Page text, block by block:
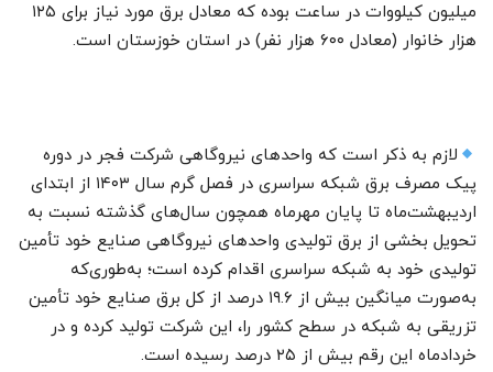
میلیون کیلووات در ساعت بوده که معادل برق مورد نیاز برای ۱۲۵
هزار خانوار (معادل ۶۰۰ هزار نفر) در استان خوزستان است.
لازم به ذکر است که واحدهای نیروگاهی شرکت فجر در دوره
پیک مصرف برق شبکه سراسری در فصل گرم سال ۱۴۰۳ از ابتدای
اردیبهشت‌ماه تا پایان مهرماه همچون سال‌های گذشته نسبت به
تحویل بخشی از برق تولیدی واحدهای نیروگاهی صنایع خود تأمین
تولیدی خود به شبکه سراسری اقدام کرده است؛ به‌طوری‌که
به‌صورت میانگین بیش از ۱۹.۶ درصد از کل برق صنایع خود تأمین
تزریقی به شبکه در سطح کشور را، این شرکت تولید کرده و در
خردادماه این رقم بیش از ۲۵ درصد رسیده است.